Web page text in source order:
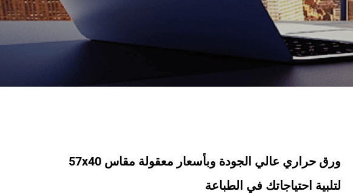
ورق حراري عالي الجودة وبأسعار معقولة مقاس 57x40
لتلبية احتياجاتك في الطباعة